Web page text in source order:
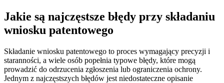
Jakie są najczęstsze błędy przy składaniu
wniosku patentowego
Składanie wniosku patentowego to proces wymagający precyzji i
staranności, a wiele osób popełnia typowe błędy, które mogą
prowadzić do odrzucenia zgłoszenia lub ograniczenia ochrony.
Jednym z najczęstszych błędów jest niedostateczne opisanie